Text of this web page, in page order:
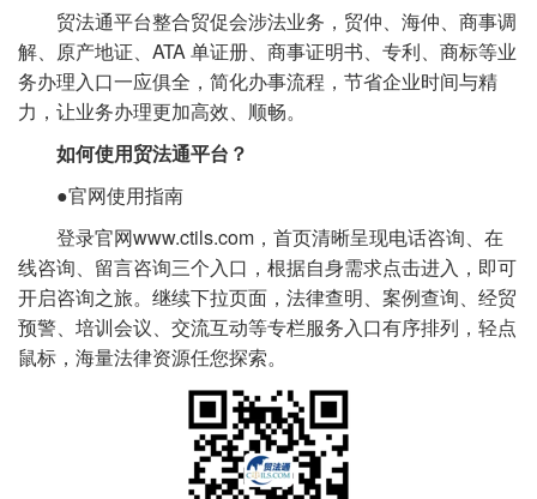
贸法通平台整合贸促会涉法业务，贸仲、海仲、商事调
解、原产地证、ATA 单证册、商事证明书、专利、商标等业
务办理入口一应俱全，简化办事流程，节省企业时间与精
力，让业务办理更加高效、顺畅。
如何使用贸法通平台？
●官网使用指南
登录官网www.ctils.com，首页清晰呈现电话咨询、在
线咨询、留言咨询三个入口，根据自身需求点击进入，即可
开启咨询之旅。继续下拉页面，法律查明、案例查询、经贸
预警、培训会议、交流互动等专栏服务入口有序排列，轻点
鼠标，海量法律资源任您探索。